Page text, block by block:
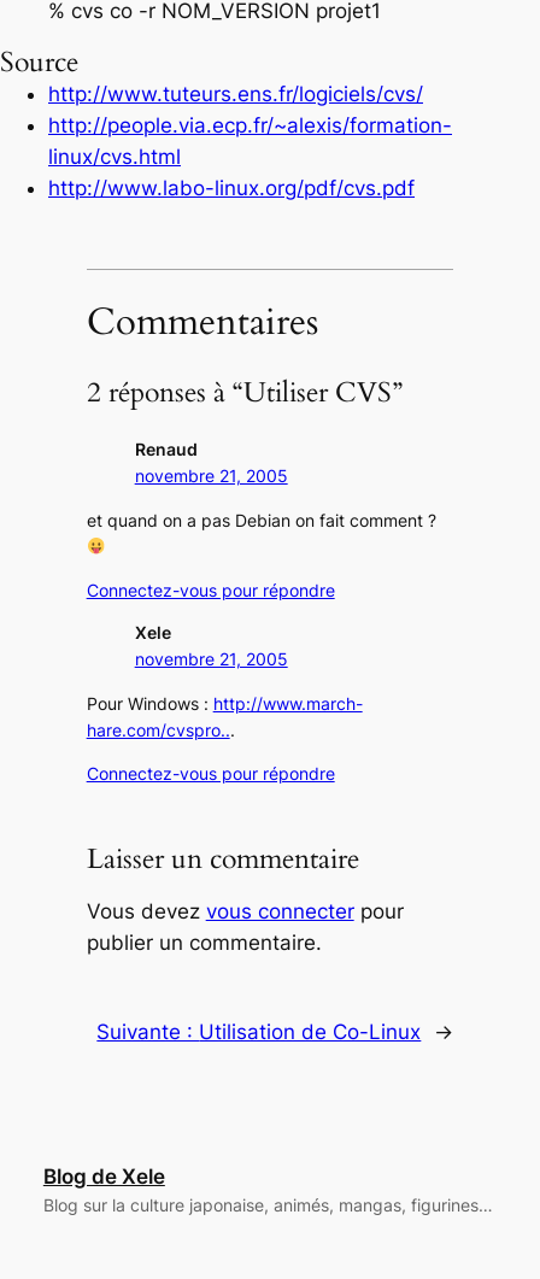
% cvs co -r NOM_VERSION projet1
Source
http://www.tuteurs.ens.fr/logiciels/cvs/
http://people.via.ecp.fr/~alexis/formation-
linux/cvs.html
http://www.labo-linux.org/pdf/cvs.pdf
Commentaires
2 réponses à “Utiliser CVS”
Renaud
novembre 21, 2005
et quand on a pas Debian on fait comment ?
Connectez-vous pour répondre
Xele
novembre 21, 2005
Pour Windows : http://www.march-
hare.com/cvspro...
Connectez-vous pour répondre
Laisser un commentaire
Vous devez vous connecterpour
publier un commentaire.
Suivante : Utilisation de Co-Linux →
Blog de Xele
Blog sur la culture japonaise, animés, mangas, figurines…